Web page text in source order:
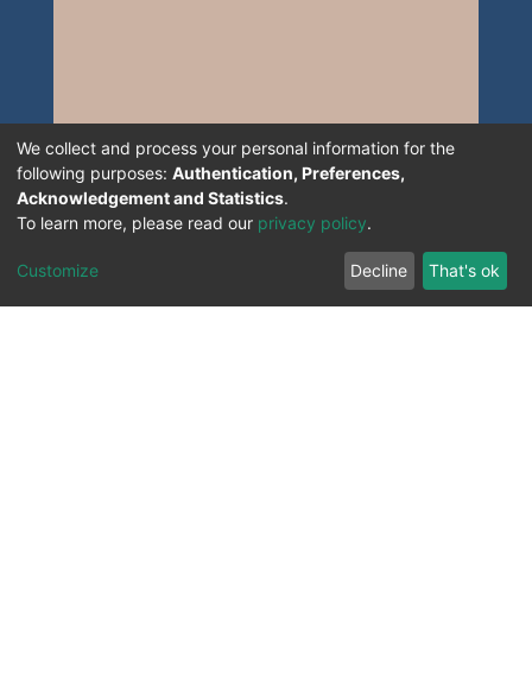
We collect and process your personal information for the
following purposes: Authentication, Preferences,
Acknowledgement and Statistics.
To learn more, please read our privacy policy.
Customize Decline That's ok